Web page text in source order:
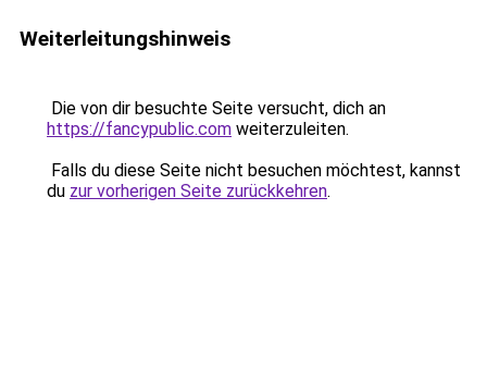
Weiterleitungshinweis
Die von dir besuchte Seite versucht, dich an
https://fancypublic.com weiterzuleiten.
Falls du diese Seite nicht besuchen möchtest, kannst
du zur vorherigen Seite zurückkehren.